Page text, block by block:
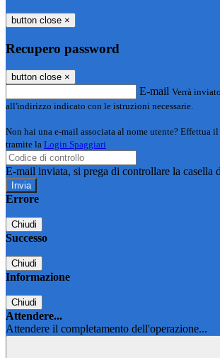
button close ×
Recupero password
button close ×
E-mail Verrà
all'indirizzo indicato con le istruzioni necessarie.
Non hai una e-mail associata al nome utente? Effettua
tramite la Login Spaggiari
E-mail inviata, si prega di controllare la casella
Errore
Chiudi
Successo
Chiudi
Informazione
Chiudi
Attendere...
Attendere il completamento dell'operazione...